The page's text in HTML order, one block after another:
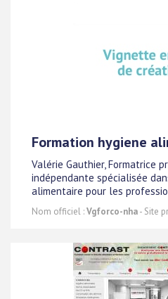
Formation hygiene
Valérie Gauthier, Formatrice
indépendante spécialisée
alimentaire pour les
Nom officiel :Vgforco-nha- Site